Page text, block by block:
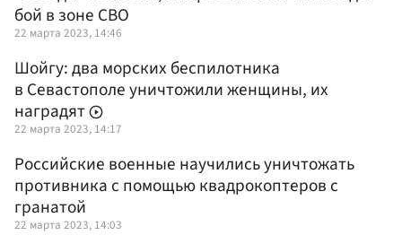
бой в зоне СВО
22 марта 2023, 14:46
Шойгу: два морских беспилотника
в Севастополе уничтожили женщины, их
наградят
22 марта 2023, 14:17
Российские военные научились уничтожать
противника с помощью квадрокоптеров c
гранатой
22 марта 2023, 14:03